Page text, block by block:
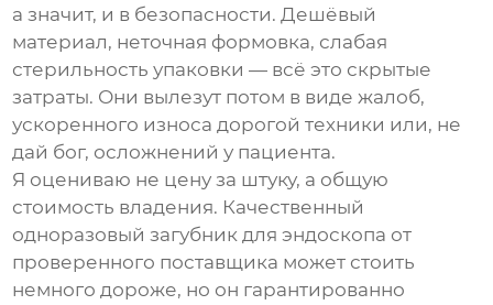
а значит, и в безопасности. Дешёвый
материал, неточная формовка, слабая
стерильность упаковки — всё это скрытые
затраты. Они вылезут потом в виде жалоб,
ускоренного износа дорогой техники или, не
дай бог, осложнений у пациента.
Я оцениваю не цену за штуку, а общую
стоимость владения. Качественный
одноразовыйзагубник для эндоскопа от
проверенного поставщика может стоить
немного дороже, но он гарантированно